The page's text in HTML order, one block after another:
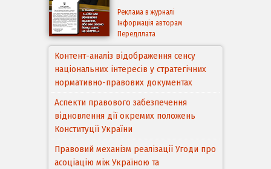
Реклама в журналі
Інформація авторам
Передплата
Контент-аналіз відображення сенсу
національних інтересів у стратегічних
нормативно-правових документах
Аспекти правового забезпечення
відновлення дії окремих положень
Конституції України
Правовий механізм реалізації Угоди про
асоціацію між Україною та